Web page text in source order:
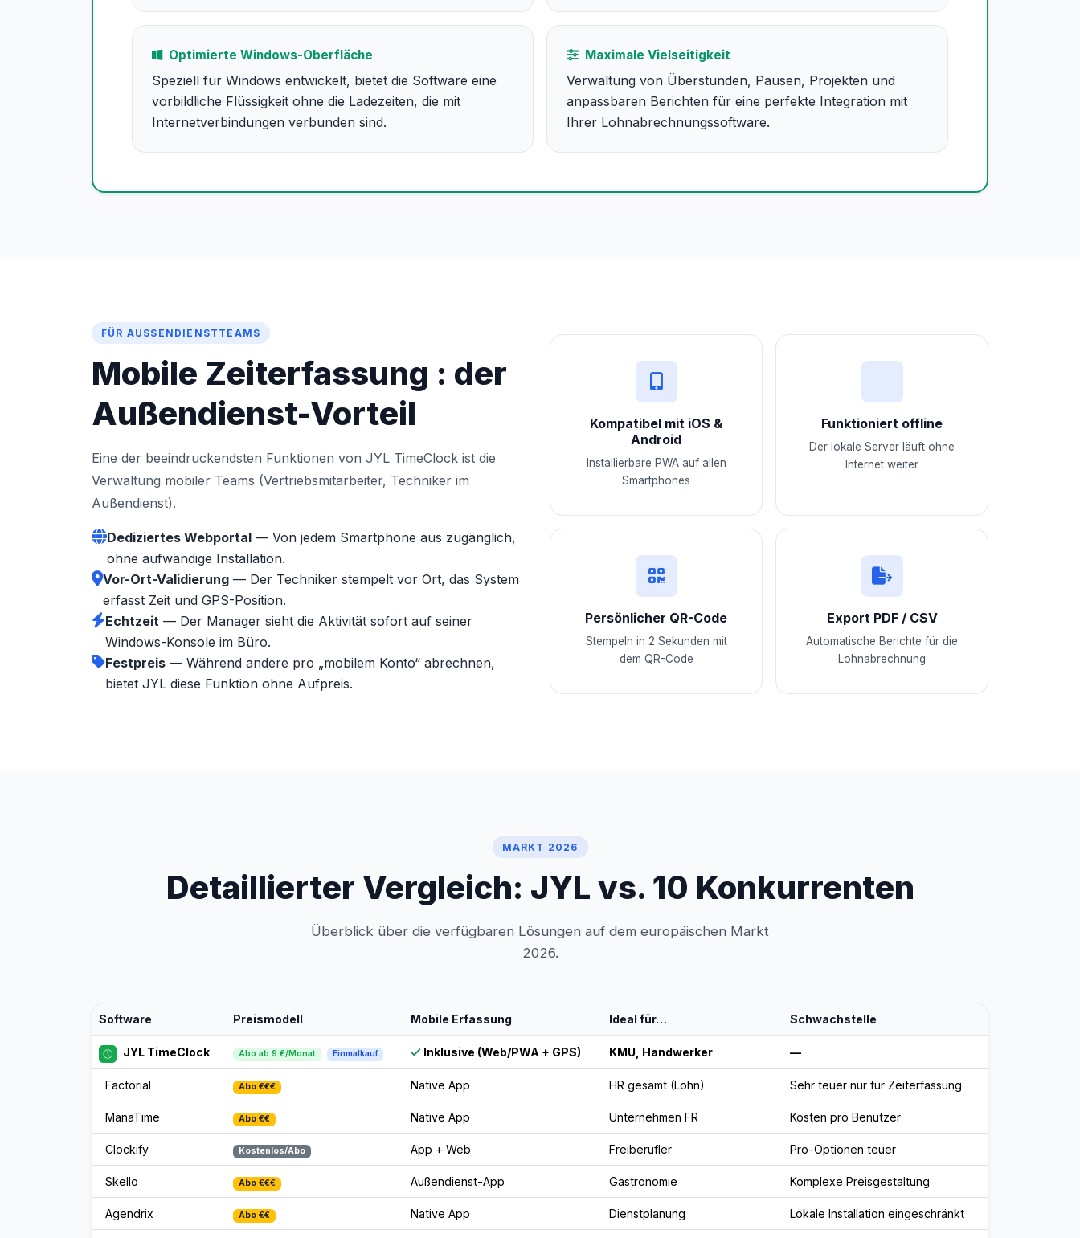
Optimierte Windows-Oberfläche
Speziell für Windows entwickelt, bietet die Software eine
vorbildliche Flüssigkeit ohne die Ladezeiten, die mit
Internetverbindungen verbunden sind.
Maximale Vielseitigkeit
Verwaltung von Überstunden, Pausen, Projekten und
anpassbaren Berichten für eine perfekte Integration mit
Ihrer Lohnabrechnungssoftware.
FÜR AUSSENDIENSTTEAMS
Mobile Zeiterfassung : der
Außendienst-Vorteil
Eine der beeindruckendsten Funktionen von JYL TimeClock ist die
Verwaltung mobiler Teams (Vertriebsmitarbeiter, Techniker im
Außendienst).
Dediziertes Webportal — Von jedem Smartphone aus zugänglich,
ohne aufwändige Installation.
Vor-Ort-Validierung — Der Techniker stempelt vor Ort, das System
erfasst Zeit und GPS-Position.
Echtzeit — Der Manager sieht die Aktivität sofort auf seiner
Windows-Konsole im Büro.
Festpreis — Während andere pro „mobilem Konto“ abrechnen,
bietet JYL diese Funktion ohne Aufpreis.
Kompatibel mit iOS &
Android
Installierbare PWA auf allen
Smartphones
Funktioniert offline
Der lokale Server läuft ohne
Internet weiter
Persönlicher QR-Code
Stempeln in 2 Sekunden mit
dem QR-Code
Export PDF / CSV
Automatische Berichte für die
Lohnabrechnung
MARKT 2026
Detaillierter Vergleich: JYL vs. 10 Konkurrenten
Überblick über die verfügbaren Lösungen auf dem europäischen Markt
2026.
Software Preismodell Mobile Erfassung Ideal für… Schwachstelle
JYL TimeClock Abo ab 9 €/Monat Einmalkauf Inklusive (Web/PWA + GPS) KMU, Handwerker —
Factorial Abo €€€ Native App HR gesamt (Lohn) Sehr teuer nur für Zeiterfassung
ManaTime Abo €€ Native App Unternehmen FR Kosten pro Benutzer
Clockify Kostenlos/Abo App + Web Freiberufler Pro-Optionen teuer
Skello Abo €€€ Außendienst-App Gastronomie Komplexe Preisgestaltung
Agendrix Abo €€ Native App Dienstplanung Lokale Installation eingeschränkt